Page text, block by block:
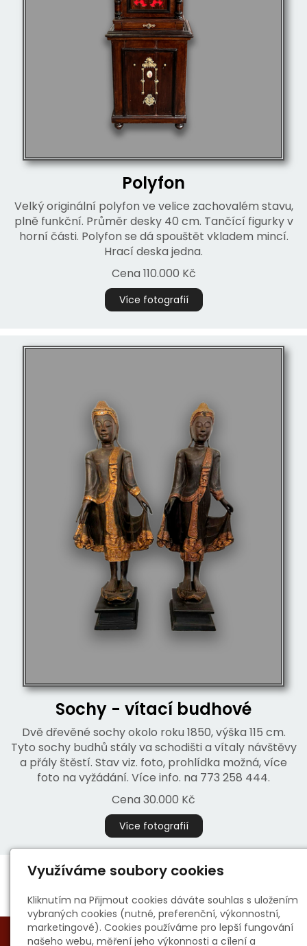
Polyfon
Velký originální polyfon ve velice zachovalém stavu,
plně funkční. Průměr desky 40 cm. Tančící figurky v
horní části. Polyfon se dá spouštět vkladem mincí.
Hrací deska jedna.
Cena 110.000 Kč
Více fotografií
Sochy - vítací budhové
Dvě dřevěné sochy okolo roku 1850, výška 115 cm.
Tyto sochy budhů stály va schodišti a vítaly návštěvy
a přály štěstí. Stav viz. foto, prohlídka možná, více
foto na vyžádání. Více info. na 773 258 444.
Cena 30.000 Kč
Více fotografií
Využíváme soubory cookies
Kliknutím na Přijmout cookies dáváte souhlas s uložením
vybraných cookies (nutné, preferenční, výkonnostní,
marketingové). Cookies používáme pro lepší fungování
našeho webu, měření jeho výkonnosti a cílení a